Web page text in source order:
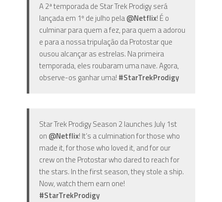
A 2ª temporada de Star Trek Prodigy será
lançada em 1º de julho pela@Netflix! É o
culminar para quem a fez, para quem a adorou
e para a nossa tripulação da Protostar que
ousou alcançar as estrelas. Na primeira
temporada, eles roubaram uma nave. Agora,
observe-os ganhar uma! #StarTrekProdigy
Star Trek Prodigy Season 2 launches July 1st
on @Netflix! It’s a culmination for those who
made it, for those who loved it, and for our
crew on the Protostar who dared to reach for
the stars. In the first season, they stole a ship.
Now, watch them earn one!
#StarTrekProdigy